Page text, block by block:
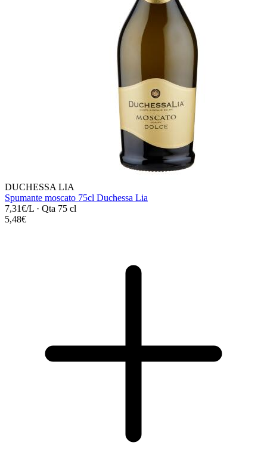
DUCHESSA LIA
Spumante moscato 75cl Duchessa Lia
7,31€/L · Qta 75 cl
5,48€